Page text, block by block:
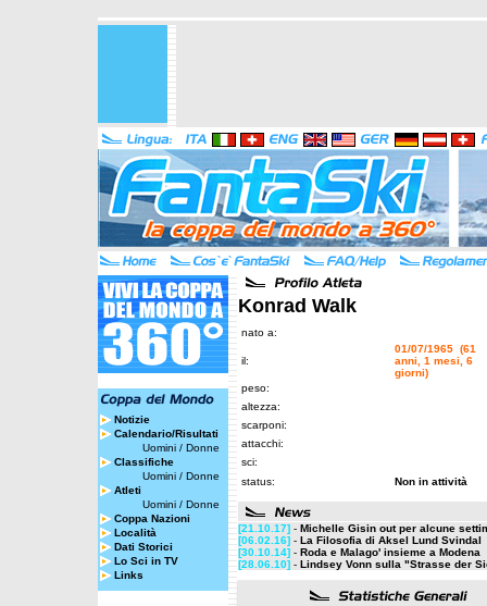
Notizie
Calendario/Risultati
Uomini / Donne
Classifiche
Uomini / Donne
Atleti
Uomini / Donne
Coppa Nazioni
Località
Dati Storici
Lo Sci in TV
Links
Konrad Walk
nato a:
il:
01/07/1965 (61
anni, 1 mesi, 6
giorni)
peso:
altezza:
scarponi:
attacchi:
sci:
status:
Non in attività
[21.10.17] - Michelle Gisin out per alcune
[06.02.16] - La Filosofia di Aksel Lund Svindal
[30.10.14] - Roda e Malago' insieme a Modena
[28.06.10] - Lindsey Vonn sulla "Strasse der